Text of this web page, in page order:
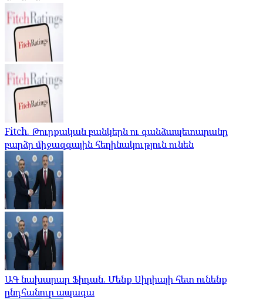
Fitch. Թուրքական բանկերն ու գանձապետարանը
բարձր միջազգային հեղինակություն ունեն
ԱԳ նախարար Ֆիդան. Մենք Սիրիայի հետ ունենք
ընդհանուր ապագա